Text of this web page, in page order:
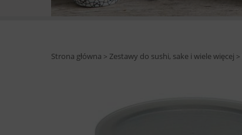
Strona główna > Zestawy do sushi, sake i wiele więcej >